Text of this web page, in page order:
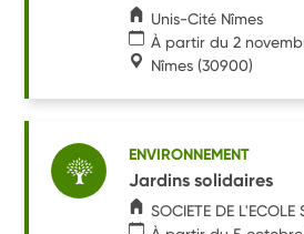
Unis-Cité Nîmes
À partir du 2
Nîmes (30900)
ENVIRONNEMENT
Jardins solidaires
SOCIETE DE L'ECOLE